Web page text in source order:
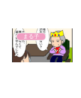
まる子